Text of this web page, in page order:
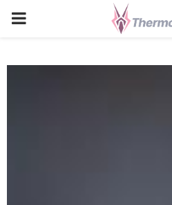
PRIMARY